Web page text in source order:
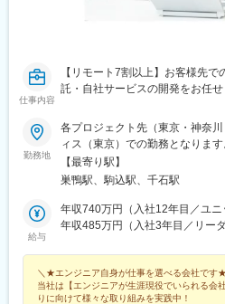
仕事内容
【リモート7割以上】お客様先
託・自社サービスの開発をお任せ
勤務地
各プロジェクト先（東京・神奈
ィス（東京）での勤務となりま
先の通勤場所、時間を最大限考
より、自社内での勤務もありま
ビル5F＼★リモートワークが中
トの併用割合は全体で76%。通
【最寄り駅】
巣鴨駅、駒込駅、千石駅
給与
年収740万円（入社12年目／ユニ
年収485万円（入社3年目／リーダ
＼★エンジニア自身が仕事を選べる会社です
当社は【エンジニアが生涯現役でいられる会
りに向けて様々な取り組みを実践中！